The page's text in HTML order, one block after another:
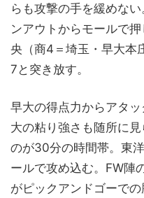
らも攻撃の手を緩めな
ンアウトからモールで
央（商4＝埼玉・早大本
7と突き放す。
早大の得点力からアタ
大の粘り強さも随所に
のが30分の時間帯。東
ールで攻め込む。FW陣
がピックアンドゴーでの